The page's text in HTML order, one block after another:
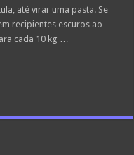
até virar uma pasta. Se
recipientes escuros ao
cada 10 kg …